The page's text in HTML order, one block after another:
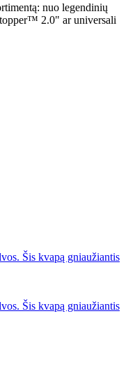
nuo legendinių
2.0" ar universali
Šis kvapą gniaužiantis
Šis kvapą gniaužiantis